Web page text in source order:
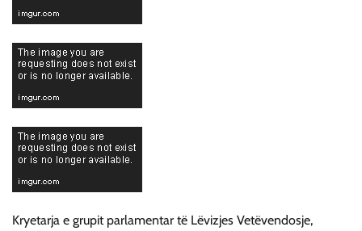
Kryetarja e grupit parlamentar të Lëvizjes Vetëvendosje,